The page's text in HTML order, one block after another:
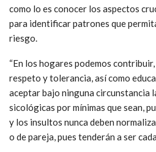
como lo es conocer los aspectos
para identificar patrones que
riesgo.
“En los hogares podemos
respeto y tolerancia, así como
aceptar bajo ninguna circunstancia
sicológicas por mínimas que sean,
y los insultos nunca deben
o de pareja, pues tenderán a ser